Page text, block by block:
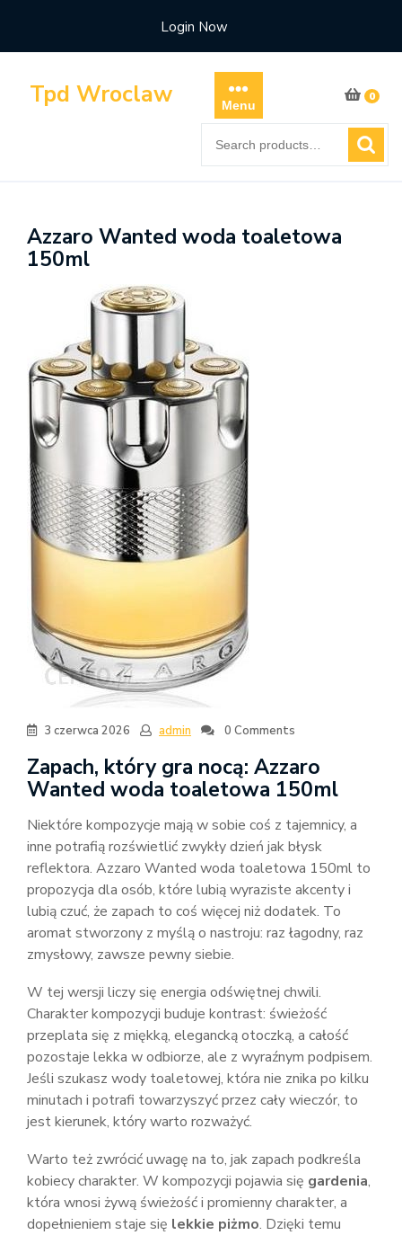
content
Login Now
Tpd Wroclaw Menu
0
for:
Azzaro Wanted woda toaletowa
150ml
3 czerwca 2026 admin 0 Comments
Zapach, który gra nocą: Azzaro
Wanted woda toaletowa 150ml
Niektóre kompozycje mają w sobie coś z tajemnicy, a
inne potrafią rozświetlić zwykły dzień jak błysk
reflektora. Azzaro Wanted woda toaletowa 150ml to
propozycja dla osób, które lubią wyraziste akcenty i
lubią czuć, że zapach to coś więcej niż dodatek. To
aromat stworzony z myślą o nastroju: raz łagodny, raz
zmysłowy, zawsze pewny siebie.
W tej wersji liczy się energia odświętnej chwili.
Charakter kompozycji buduje kontrast: świeżość
przeplata się z miękką, elegancką otoczką, a całość
pozostaje lekka w odbiorze, ale z wyraźnym podpisem.
Jeśli szukasz wody toaletowej, która nie znika po kilku
minutach i potrafi towarzyszyć przez cały wieczór, to
jest kierunek, który warto rozważyć.
Warto też zwrócić uwagę na to, jak zapach podkreśla
kobiecy charakter. W kompozycji pojawia się gardenia,
która wnosi żywą świeżość i promienny charakter, a
dopełnieniem staje się lekkie piżmo. Dzięki temu